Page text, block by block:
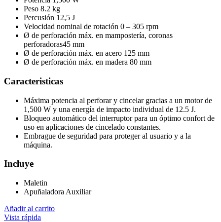
Peso 8.2 kg
Percusión 12,5 J
Velocidad nominal de rotación 0 – 305 rpm
Ø de perforación máx. en mampostería, coronas
perforadoras45 mm
Ø de perforación máx. en acero 125 mm
Ø de perforación máx. en madera 80 mm
Caracteristicas
Máxima potencia al perforar y cincelar gracias a un motor de
1,500 W y una energía de impacto individual de 12.5 J.
Bloqueo automático del interruptor para un óptimo confort de
uso en aplicaciones de cincelado constantes.
Embrague de seguridad para proteger al usuario y a la
máquina.
Incluye
Maletin
Apuñaladora Auxiliar
Añadir al carrito
Vista rápida